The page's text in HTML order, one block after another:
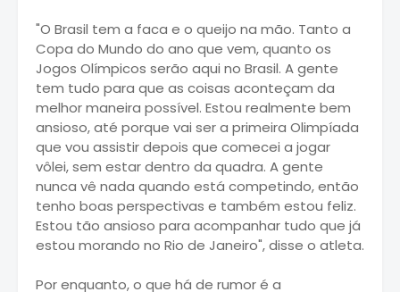
"O Brasil tem a faca e o queijo na mão. Tanto a
Copa do Mundo do ano que vem, quanto os
Jogos Olímpicos serão aqui no Brasil. A gente
tem tudo para que as coisas aconteçam da
melhor maneira possível. Estou realmente bem
ansioso, até porque vai ser a primeira Olimpíada
que vou assistir depois que comecei a jogar
vôlei, sem estar dentro da quadra. A gente
nunca vê nada quando está competindo, então
tenho boas perspectivas e também estou feliz.
Estou tão ansioso para acompanhar tudo que já
estou morando no Rio de Janeiro", disse o atleta.
Por enquanto, o que há de rumor é a